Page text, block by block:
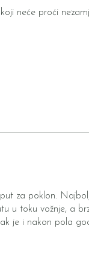
neće proći
za poklon.
u toku vožnje, a
je i nakon pola